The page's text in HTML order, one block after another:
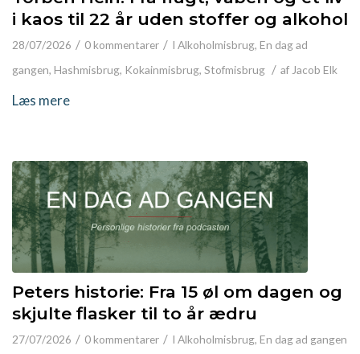
i kaos til 22 år uden stoffer og alkohol
28/07/2026 / 0 kommentarer / I Alkoholmisbrug, En dag ad
gangen, Hashmisbrug, Kokainmisbrug, Stofmisbrug / af Jacob Elk
Læs mere
Peters historie: Fra 15 øl om dagen og
skjulte flasker til to år ædru
27/07/2026 / 0 kommentarer / I Alkoholmisbrug, En dag ad gangen